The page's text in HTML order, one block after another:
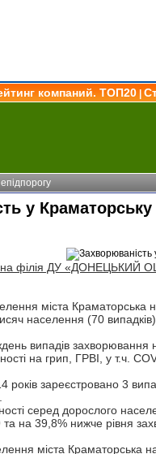
компаний. ТОП20
у
філія ДУ «ДОНЕЦЬКИЙ
міста
населення (70
випадів захворювання
на грип, ГРВІ, у т.ч.
років зареєстровано 3
серед дорослого
на 39,8% нижче рівня
міста Краматорська